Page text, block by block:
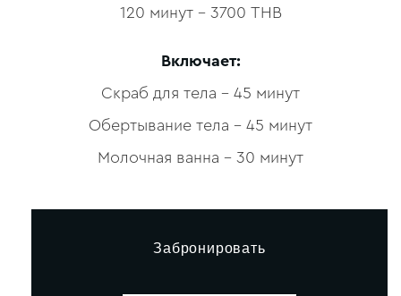
120 минут – 3700 THB
Включает:
Скраб для тела – 45 минут
Обертывание тела – 45 минут
Молочная ванна – 30 минут
Забронировать